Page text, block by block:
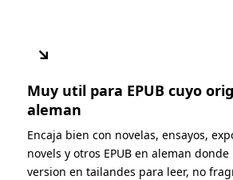
↘
Muy util para EPUB cuyo
aleman
Encaja bien con novelas, ensayos,
novels y otros EPUB en aleman
version en tailandes para leer, no